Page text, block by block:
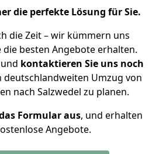
die perfekte Lösung für Sie.
die Zeit – wir kümmern uns
die besten Angebote erhalten.
kontaktieren Sie uns noch
deutschlandweiten Umzug von
nach Salzwedel zu planen.
Formular aus, und erhalten
Angebote.